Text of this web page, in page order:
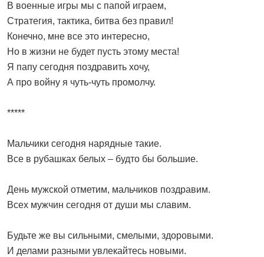
В военные игры мы с папой играем,
Стратегия, тактика, битва без правил!
Конечно, мне все это интересно,
Но в жизни не будет пусть этому места!
Я папу сегодня поздравить хочу,
А про войну я чуть-чуть промолчу.
*****
Мальчики сегодня нарядные такие.
Все в рубашках белых – будто бы большие.
День мужской отметим, мальчиков поздравим.
Всех мужчин сегодня от души мы славим.
Будьте же вы сильными, смелыми, здоровыми.
И делами разными увлекайтесь новыми.